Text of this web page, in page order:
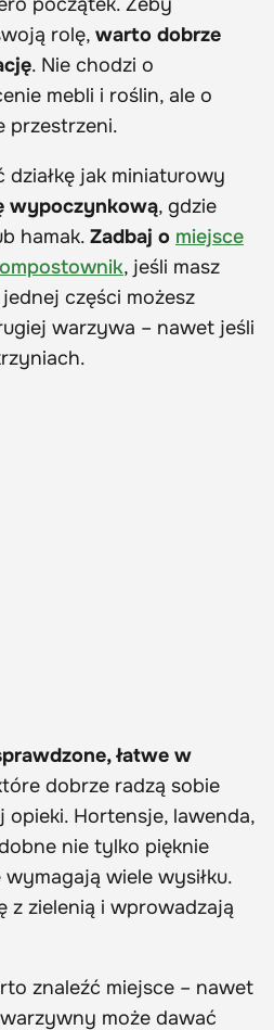
rolę, warto dobrze
. Nie chodzi o
mebli i roślin, ale o
przestrzeni.
jak miniaturowy
wypoczynkową, gdzie
hamak. Zadbaj o miejsce
, jeśli masz
części możesz
warzywa – nawet jeśli
łatwe w
dobrze radzą sobie
Hortensje, lawenda,
nie tylko pięknie
wiele wysiłku.
z zielenią i wprowadzają
znaleźć miejsce – nawet
może dawać